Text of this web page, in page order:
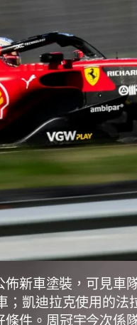
新車塗裝，可見車
；凱迪拉克使用的法
件。周冠宇今次係